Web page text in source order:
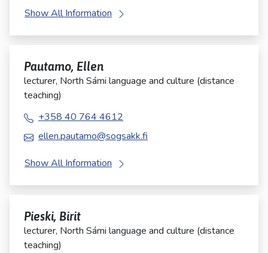
Show All Information
Pautamo, Ellen
lecturer, North Sámi language and culture (distance
teaching)
+358 40 764 4612
ellen.pautamo@sogsakk.fi
Show All Information
Pieski, Birit
lecturer, North Sámi language and culture (distance
teaching)